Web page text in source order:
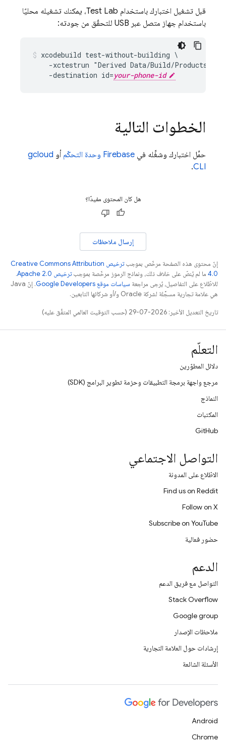
قبل تشغيل اختبارك باستخدام Test Lab، يمكنك تشغيله محليًا
باستخدام جهاز متصل عبر USB للتحقّق من جودته:
xcodebuild test-without-building \
    -xctestrun "Derived Data/Build/Products/
    -destination id=
your-phone-id
الخطوات التالية
حمِّل اختبارك وشغِّله في Firebase وحدة التحكّم أو gcloud
CLI
.
هل كان المحتوى مفيدًا؟
إرسال ملاحظات
إنّ محتوى هذه الصفحة مرخّص بموجب
ترخيص Creative Commons Attribution
4.0‏ ما لم يُنصّ على خلاف ذلك، ونماذج الرموز مرخّصة بموجبترخيص Apache 2.0‏
.
للاطّلاع على التفاصيل، يُرجى مراجعة سياسات موقع Google Developers‏
. إنّ Java
هي علامة تجارية مسجَّلة لشركة Oracle و/أو شركائها التابعين.
تاريخ التعديل الأخير: 2026-07-29 (حسب التوقيت العالمي المتفَّق عليه)
التعلّم
دلائل المطوّرين
مرجع واجهة برمجة التطبيقات وحزمة تطوير البرامج (SDK)
النماذج
المكتبات
GitHub
التواصل الاجتماعي
الاطّلاع على المدونة
Find us on Reddit
Follow on X
Subscribe on YouTube
حضور فعالية
الدعم
التواصل مع فريق الدعم
Stack Overflow
Google group
ملاحظات الإصدار
إرشادات حول العلامة التجارية
الأسئلة الشائعة
Android
Chrome